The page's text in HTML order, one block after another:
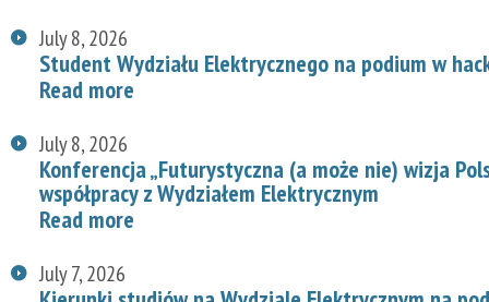
July 8, 2026
Student Wydziału Elektrycznego na podium w
Read more
July 8, 2026
Konferencja „Futurystyczna (a może nie) wizja
współpracy z Wydziałem Elektrycznym
Read more
July 7, 2026